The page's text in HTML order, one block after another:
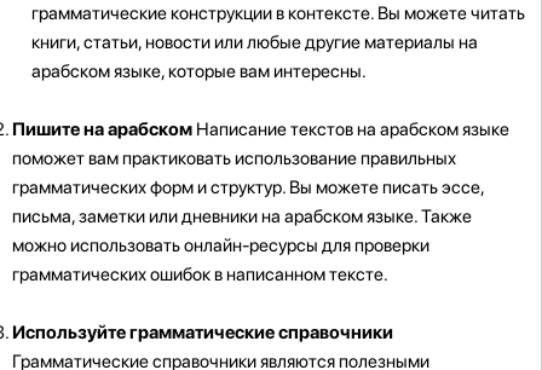
грамматические конструкции в контексте. Вы можете читать
книги, статьи, новости или любые другие материалы на
арабском языке, которые вам интересны.
Пишите на арабском Написание текстов на арабском языке
поможет вам практиковать использование правильных
грамматических форм и структур. Вы можете писать эссе,
письма, заметки или дневники на арабском языке. Также
можно использовать онлайн-ресурсы для проверки
грамматических ошибок в написанном тексте.
Используйте грамматические справочники
Грамматические справочники являются полезными